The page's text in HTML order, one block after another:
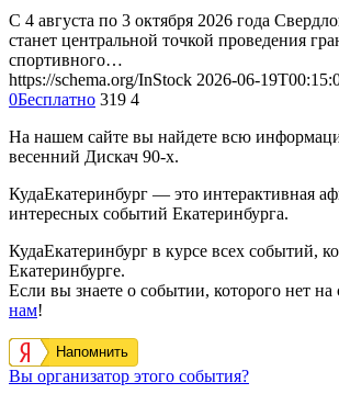
С 4 августа по 3 октября 2026 года
станет центральной точкой проведения
спортивного…
https://schema.org/InStock 2026-06-
0Бесплатно 319 4
На нашем сайте вы найдете всю
весенний Дискач 90-х.
КудаЕкатеринбург — это интерактивная
интересных событий Екатеринбурга.
КудаЕкатеринбург в курсе всех событий,
Екатеринбурге.
Если вы знаете о событии, которого нет на
нам!
Напомнить
Вы организатор этого события?